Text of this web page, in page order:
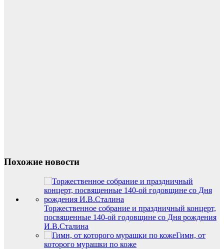
Похожие новости
Торжественное собрание и праздничный концерт,
посвященные 140-ой годовщине со Дня рождения
И.В.Сталина
Гимн, от
которого мурашки по коже